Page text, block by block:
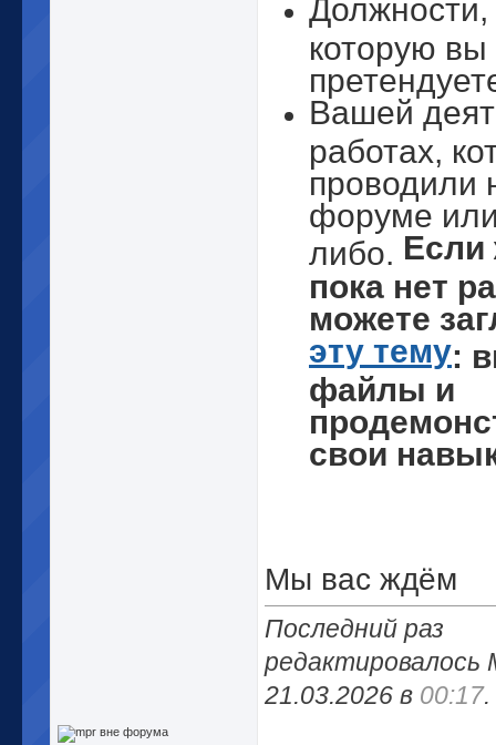
Должности,
которую вы
Вашей
работах,
проводили
форуме
либо. Если
пока нет
можете
эту тему:
файлы и
свои
Мы вас ждём
Последний раз
редактировалось
21.03.2026 в 00:17.